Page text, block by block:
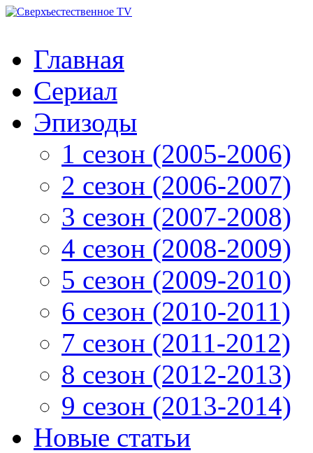
Главная
Сериал
Эпизоды
1 сезон (2005-2006)
2 сезон (2006-2007)
3 сезон (2007-2008)
4 сезон (2008-2009)
5 сезон (2009-2010)
6 сезон (2010-2011)
7 сезон (2011-2012)
8 сезон (2012-2013)
9 сезон (2013-2014)
Новые статьи